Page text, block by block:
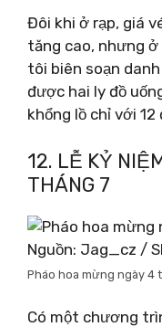
Đôi khi ở rạp, giá
tăng cao, nhưng ở
tôi biên soạn
được hai ly đồ
khổng lồ chỉ với 12
12. LỄ KỶ
THÁNG 7
Nguồn: Jag_cz /
Pháo hoa mừng ngày 4
Có một chương